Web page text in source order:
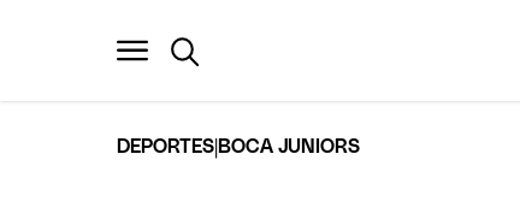
DEPORTES BOCA JUNIORS